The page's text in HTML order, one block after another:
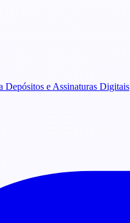
Depósitos e Assinaturas Digitais